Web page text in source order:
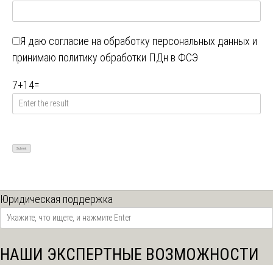
Я даю согласие на обработку персональных данных и
принимаю политику обработки ПДн в ФСЭ
7+14=
Юридическая поддержка
НАШИ ЭКСПЕРТНЫЕ ВОЗМОЖНОСТИ